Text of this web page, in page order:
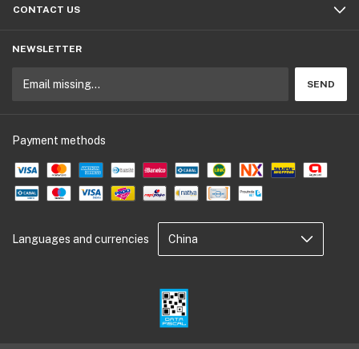
CONTACT US
NEWSLETTER
Payment methods
Languages and currencies